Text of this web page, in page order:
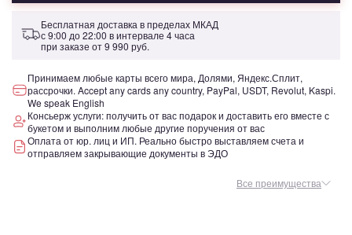
Бесплатная доставка в пределах МКАД
с 9:00 до 22:00 в интервале 4 часа
при заказе от9 990 руб.
Принимаем любые карты всего мира, Долями, Яндекс.Сплит,
рассрочки. Accept any cards any country, PayPal, USDT, Revolut, Kaspi.
We speak English
Консьерж услуги: получить от вас подарок и доставить его вместе с
букетом и выполним любые другие поручения от вас
Оплата от юр. лиц и ИП. Реально быстро выставляем счета и
отправляем закрывающие документы в ЭДО
Все преимущества